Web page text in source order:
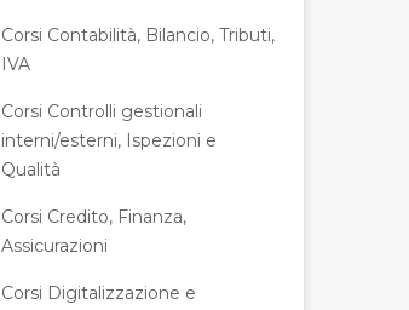
Corsi Contabilità, Bilancio, Tributi,
IVA
Corsi Controlli gestionali
interni/esterni, Ispezioni e
Qualità
Corsi Credito, Finanza,
Assicurazioni
Corsi Digitalizzazione e